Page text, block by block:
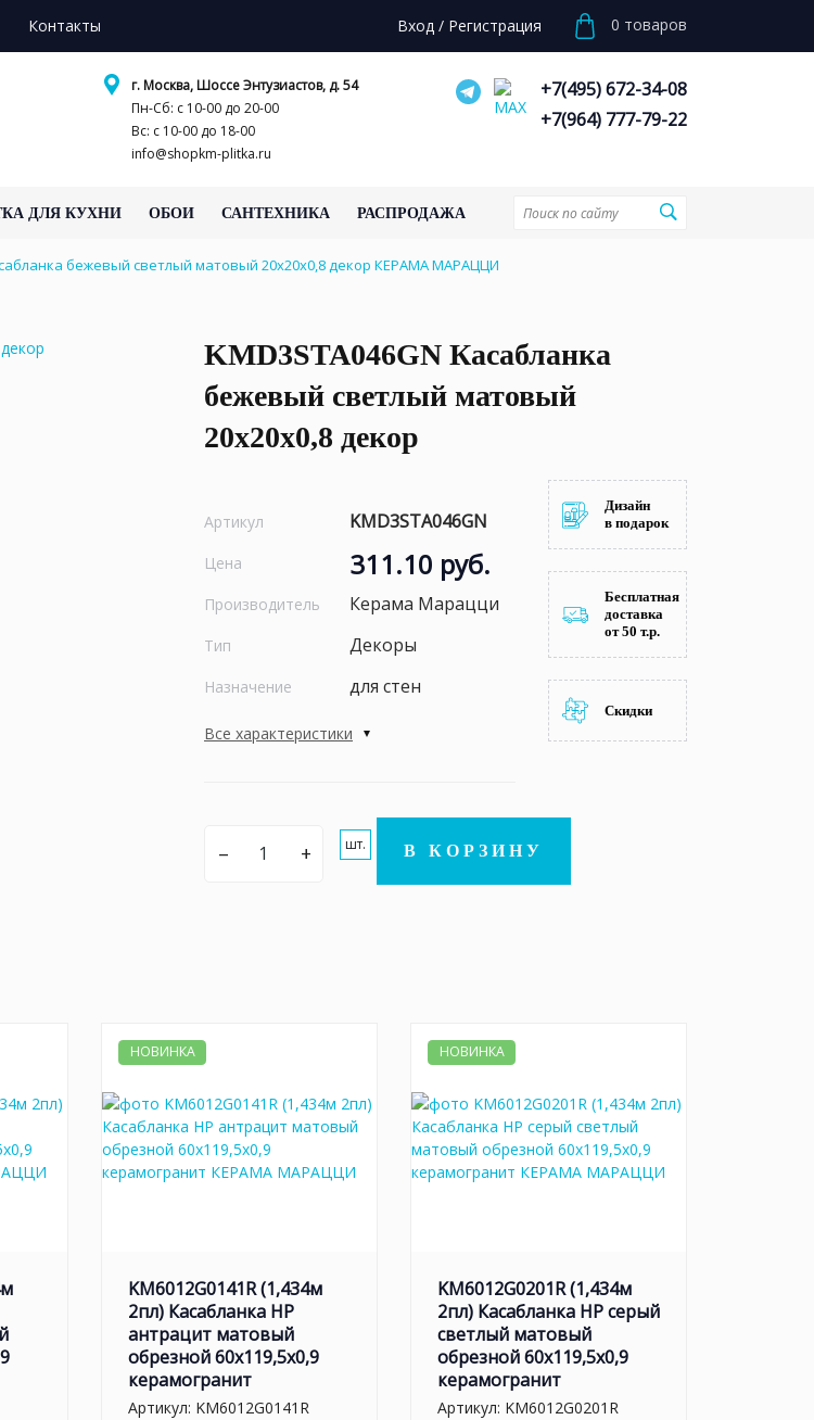
Контакты Вход / Регистрация 0 товаров
г. Москва, Шоссе Энтузиастов, д. 54
Пн-Сб: с 10-00 до 20-00
Вс: с 10-00 до 18-00
info@shopkm-plitka.ru
+7(495) 672-34-08
+7(964) 777-79-22
ДЛЯ КУХНИ ОБОИ САНТЕХНИКА РАСПРОДАЖА
бежевый светлый матовый 20x20x0,8 декор КЕРАМА МАРАЦЦИ
KMD3STA046GN Касабланка
бежевый светлый матовый
20x20x0,8 декор
Артикул KMD3STA046GN
Цена 311.10 руб.
Производитель Керама Марацци
Тип Декоры
Назначение для стен
Все характеристики
– + шт. В КОРЗИНУ
Дизайн
в подарок
Бесплатная
доставка
от 50 т.р.
Скидки
НОВИНКА
KM6012G0141R (1,434м
2пл) Касабланка HP
антрацит матовый
обрезной 60x119,5x0,9
керамогранит
Артикул: KM6012G0141R
НОВИНКА
KM6012G0201R (1,434м
2пл) Касабланка HP серый
светлый матовый
обрезной 60x119,5x0,9
керамогранит
Артикул: KM6012G0201R